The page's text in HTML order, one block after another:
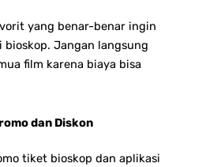
yang benar-benar ingin
Jangan langsung
film karena biaya bisa
dan Diskon
tiket bioskop dan aplikasi